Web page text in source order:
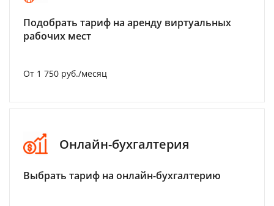
Подобрать тариф на аренду виртуальных
рабочих мест
От 1 750 руб./месяц
Онлайн-бухгалтерия
Выбрать тариф на онлайн-бухгалтерию